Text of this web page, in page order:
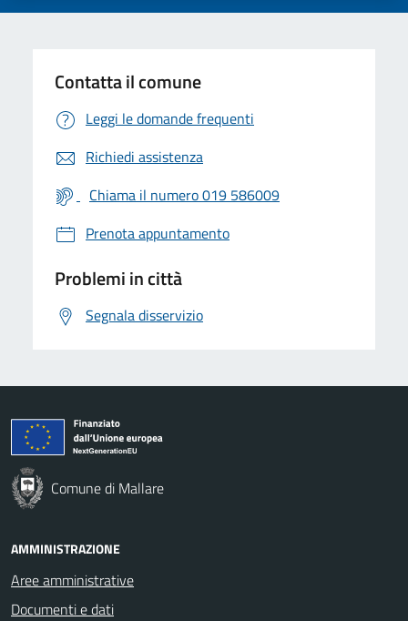
Contatta il comune
Leggi le domande frequenti
Richiedi assistenza
Chiama il numero 019 586009
Prenota appuntamento
Problemi in città
Segnala disservizio
Comune di Mallare
AMMINISTRAZIONE
Aree amministrative
Documenti e dati